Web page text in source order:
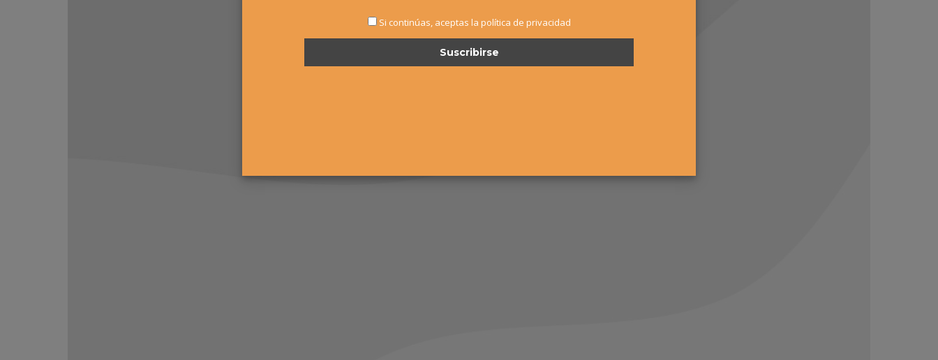
Si continúas, aceptas la política de privacidad